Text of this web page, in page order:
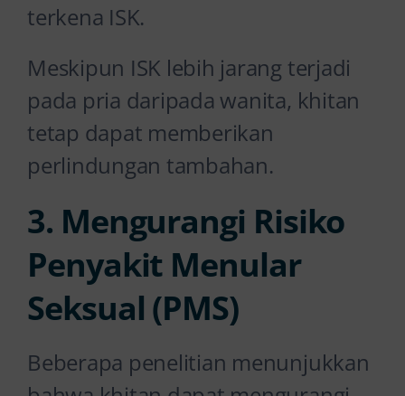
terkena ISK.
Meskipun ISK lebih jarang terjadi
pada pria daripada wanita, khitan
tetap dapat memberikan
perlindungan tambahan.
3. Mengurangi Risiko
Penyakit Menular
Seksual (PMS)
Beberapa penelitian menunjukkan